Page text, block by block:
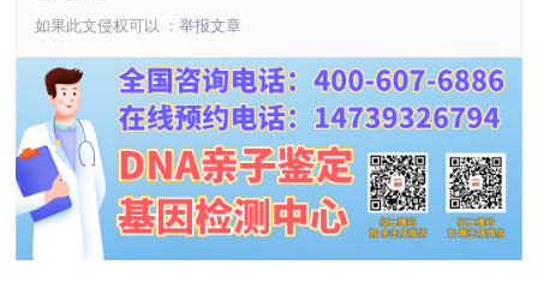
如果此文侵权可以 ： 举报文章